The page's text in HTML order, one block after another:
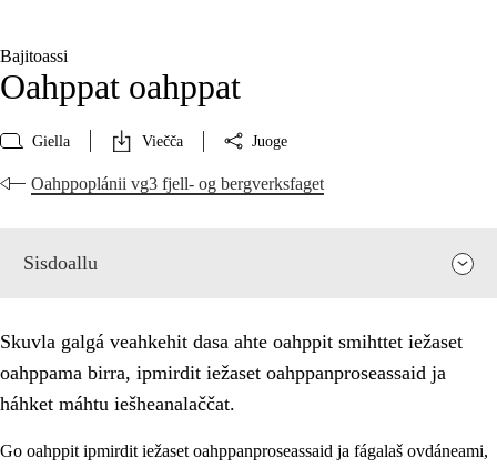
Bajitoassi
Oahppat oahppat
Giella Viečča Juoge
Oahppoplánii vg3 fjell- og bergverksfaget
Sisdoallu
Skuvla galgá veahkehit dasa ahte oahppit smihttet iežaset
oahppama birra, ipmirdit iežaset oahppanproseassaid ja
háhket máhtu iešheanalaččat.
Go oahppit ipmirdit iežaset oahppanproseassaid ja fágalaš ovdáneami,